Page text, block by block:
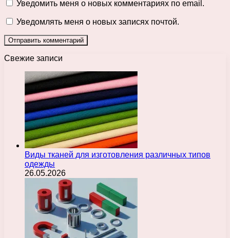
Уведомить меня о новых комментариях по email.
Уведомлять меня о новых записях почтой.
Свежие записи
Виды тканей для изготовления различных типов
одежды
26.05.2026